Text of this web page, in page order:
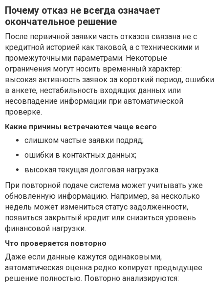
Почему отказ не всегда означает
окончательное решение
После первичной заявки часть отказов связана не с
кредитной историей как таковой, а с техническими и
промежуточными параметрами. Некоторые
ограничения могут носить временный характер:
высокая активность заявок за короткий период, ошибки
в анкете, нестабильность входящих данных или
несовпадение информации при автоматической
проверке.
Какие причины встречаются чаще всего
слишком частые заявки подряд;
ошибки в контактных данных;
высокая текущая долговая нагрузка.
При повторной подаче система может учитывать уже
обновленную информацию. Например, за несколько
недель может измениться статус задолженности,
появиться закрытый кредит или снизиться уровень
финансовой нагрузки.
Что проверяется повторно
Даже если данные кажутся одинаковыми,
автоматическая оценка редко копирует предыдущее
решение полностью. Повторно анализируются: